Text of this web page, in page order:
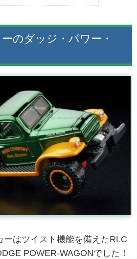
のダッジ・パワー・
ーはツイスト機能を備えたRLC
POWER-WAGONでした！